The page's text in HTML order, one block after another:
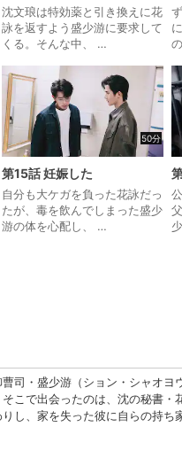
沈文琅は特効薬と引き換えに花
詠を返すよう盛少游に要求して
くる。そんな中、 …
50分
第15話 妊娠した
自分も大ケガを負った花詠だっ
たが、毒を飲んでしまった盛少
游の体を心配し、 …
司・盛少游（ション・シャオ
そこで出会ったのは、沈の秘書
し、家を失った彼に自らの持